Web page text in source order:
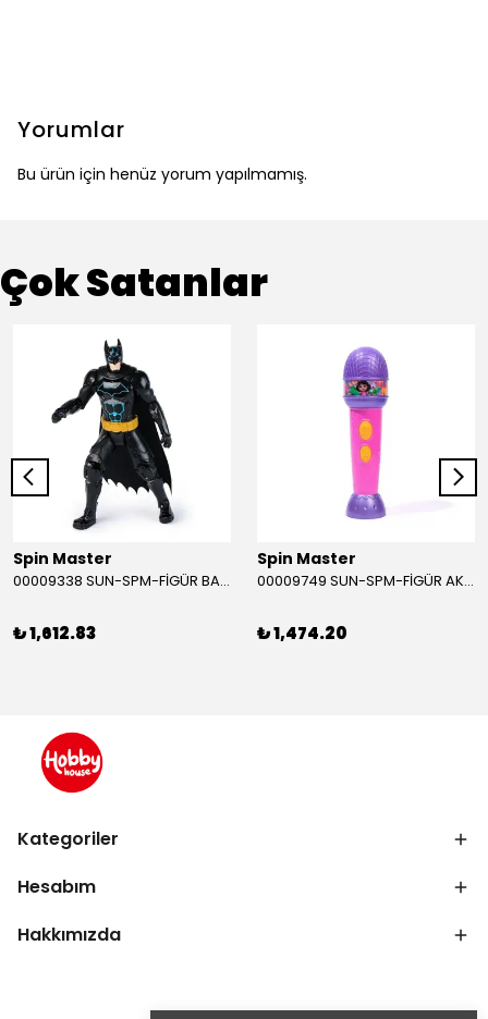
Yorumlar
Bu ürün için henüz yorum yapılmamış.
Çok Satanlar
Spin Master
00009338 SUN-SPM-FİGÜR BATMAN NİNJA STRIKE 30 CM. EXC.
₺ 1,612.83
Spin Master
00009749 SUN-SPM-FİGÜR AKS. DORA MİKROFON YAĞMUR ORMANI RİTMİ (DORA) SESLİ
₺ 1,474.20
Kategoriler
Hesabım
Hakkımızda